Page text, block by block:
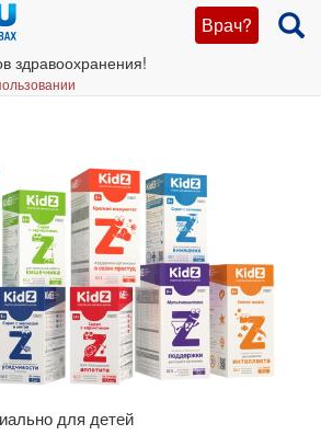
Врач?
здравоохранения!
для детей